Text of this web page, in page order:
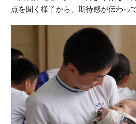
点を聞く様子から、期待感が伝わっ